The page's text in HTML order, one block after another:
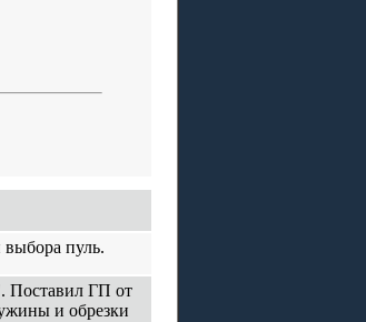
выбора пуль.
Поставил ГП от
и обрезки